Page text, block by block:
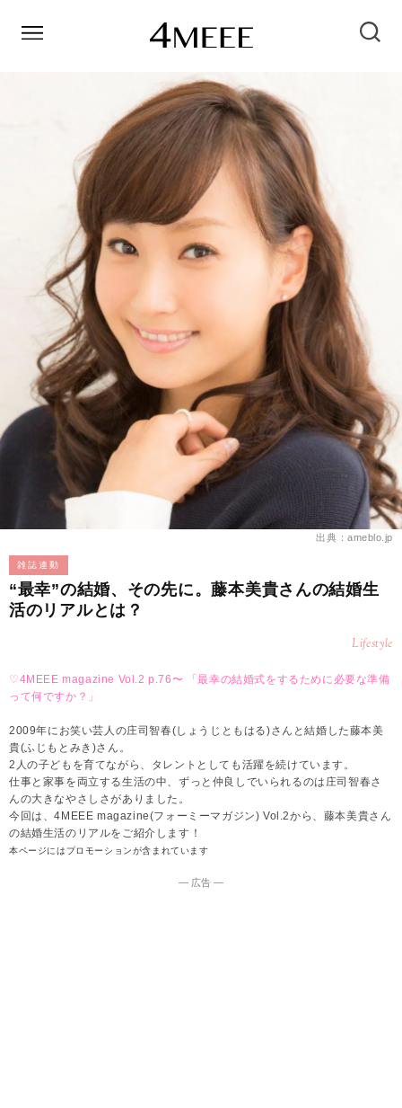
出典：ameblo.jp
雑誌連動
“最幸”の結婚、その先に。藤本美貴さんの結婚生
活のリアルとは？
Lifestyle
♡4MEEE magazine Vol.2 p.76〜 「最幸の結婚式をするために必要な準備
って何ですか？」
2009年にお笑い芸人の庄司智春(しょうじともはる)さんと結婚した藤本美
貴(ふじもとみき)さん。
2人の子どもを育てながら、タレントとしても活躍を続けています。
仕事と家事を両立する生活の中、ずっと仲良しでいられるのは庄司智春さ
んの大きなやさしさがありました。
今回は、4MEEE magazine(フォーミーマガジン) Vol.2から、藤本美貴さん
の結婚生活のリアルをご紹介します！
本ページにはプロモーションが含まれています
― 広告 ―